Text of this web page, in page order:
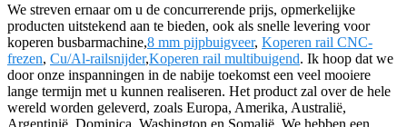
We streven ernaar om u de concurrerende prijs, opmerkelijke
producten uitstekend aan te bieden, ook als snelle levering voor
koperen busbarmachine,8 mm pijpbuigveer, Koperen rail CNC-
frezen, Cu/Al-railsnijder,Koperen rail multibuigend. Ik hoop dat we
door onze inspanningen in de nabije toekomst een veel mooiere
lange termijn met u kunnen realiseren. Het product zal over de hele
wereld worden geleverd, zoals Europa, Amerika, Australië,
Argentinië, Dominica, Washington en Somalië. We hebben een